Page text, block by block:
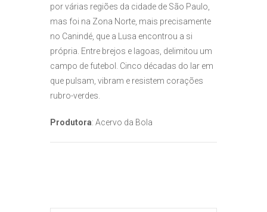
por várias regiões da cidade de São Paulo,
mas foi na Zona Norte, mais precisamente
no Canindé, que a Lusa encontrou a si
própria. Entre brejos e lagoas, delimitou um
campo de futebol. Cinco décadas do lar em
que pulsam, vibram e resistem corações
rubro-verdes.
Produtora: Acervo da Bola